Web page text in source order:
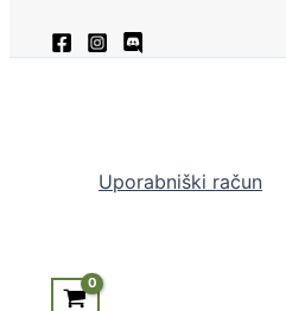
Uporabniški račun